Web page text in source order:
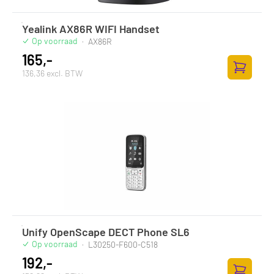
Yealink AX86R WIFI Handset
Op voorraad · AX86R
165,-
136,36 excl. BTW
Zum
Unify OpenScape DECT Phone SL6
Op voorraad · L30250-F600-C518
192,-